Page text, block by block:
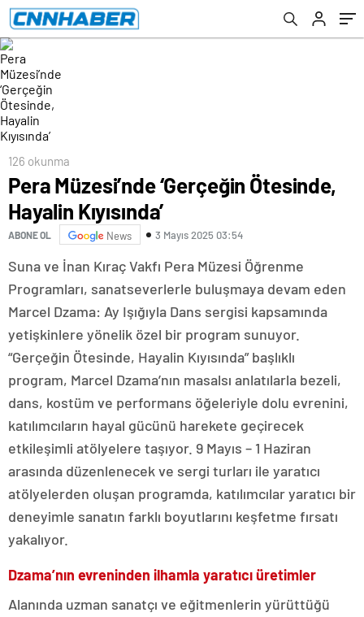
126 okunma
Pera Müzesi’nde ‘Gerçeğin Ötesinde,
Hayalin Kıyısında’
ABONE OL News 3 Mayıs 2025 03:54
Suna ve İnan Kıraç Vakfı Pera Müzesi Öğrenme
Programları, sanatseverlerle buluşmaya devam eden
Marcel Dzama: Ay Işığıyla Dans sergisi kapsamında
yetişkinlere yönelik özel bir program sunuyor.
“Gerçeğin Ötesinde, Hayalin Kıyısında” başlıklı
program, Marcel Dzama’nın masalsı anlatılarla bezeli,
dans, kostüm ve performans öğeleriyle dolu evrenini,
katılımcıların hayal gücünü harekete geçirecek
etkileşimli atölyelere taşıyor. 9 Mayıs – 1 Haziran
arasında düzenlenecek ve sergi turları ile yaratıcı
atölyelerden oluşan programda, katılımcılar yaratıcı bir
deneyimle sanatın farklı boyutlarını keşfetme fırsatı
yakalıyor.
Dzama’nın evreninden ilhamla yaratıcı üretimler
Alanında uzman sanatçı ve eğitmenlerin yürüttüğü